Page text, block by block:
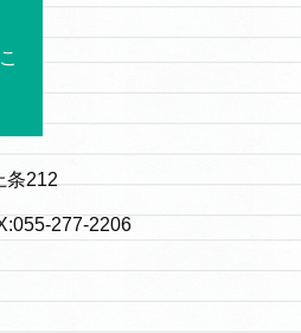
条212
277-2206